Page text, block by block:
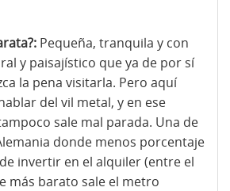
Pequeña, tranquila y con
y paisajístico que ya de por sí
la pena visitarla. Pero aquí
del vil metal, y en ese
sale mal parada. Una de
donde menos porcentaje
invertir en el alquiler (entre el
más barato sale el metro